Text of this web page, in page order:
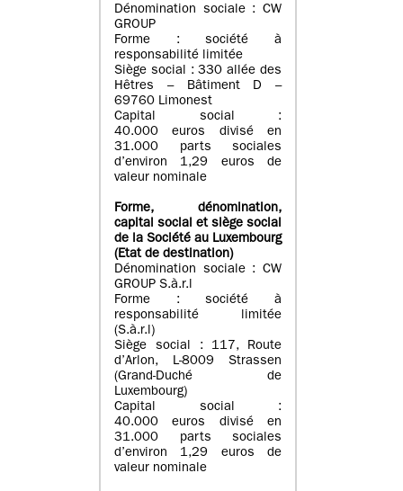
Dénomination sociale : CW
GROUP
Forme : société à
responsabilité limitée
Siège social : 330 allée des
Hêtres – Bâtiment D –
69760 Limonest
Capital social :
40.000 euros divisé en
31.000 parts sociales
d’environ 1,29 euros de
valeur nominale
Forme, dénomination,
capital social et siège social
de la Société au Luxembourg
(Etat de destination)
Dénomination sociale : CW
GROUP S.à.r.l
Forme : société à
responsabilité limitée
(S.à.r.l)
Siège social : 117, Route
d’Arlon, L-8009 Strassen
(Grand-Duché de
Luxembourg)
Capital social :
40.000 euros divisé en
31.000 parts sociales
d’environ 1,29 euros de
valeur nominale